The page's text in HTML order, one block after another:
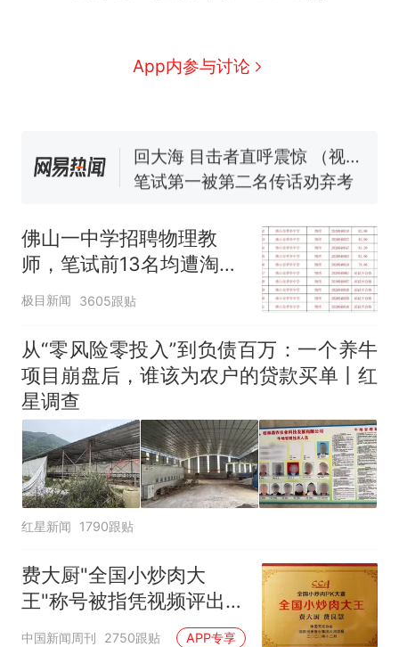
App内参与讨论
协会回应
男子上山采菌偶然发现鸡枞菌
来源：参考消息）
笔试第一被第二名传话劝弃考
官方通报
因老师一句“跟我回家”改写了
人生
佛山一中学招聘物理教
师，笔试前13名均遭淘
汰？教育局：已叫停招
聘，成立调查组全面核查
极目新闻 3605跟贴
从“零风险零投入”到负债百万：一个养牛
项目崩盘后，谁该为农户的贷款买单丨红
星调查
红星新闻 1790跟贴
费大厨"全国小炒肉大
王"称号被指凭视频评出
官方回应
中国新闻周刊 2750跟贴 APP专享